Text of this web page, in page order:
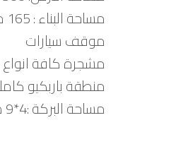
مساحة البناء : 165 م طابقين / 2 غرف نوم
موقف سيارات
مشجرة كافة انواع
منطقة باربكيو
مساحة البركة :4*9 م مغطيه